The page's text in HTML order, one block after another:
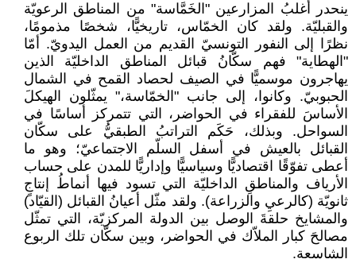
ينحدر أغلبُ المزارعين "الخَمَّاسة" من المناطق الرعويّة
والقبليّة. ولقد كان الخمّاس، تاريخيًّا، شخصًا مذمومًا،
نظرًا إلى النفور التونسيّ القديم من العمل اليدويّ. أمّا
"الهطاية" فهم سكّانُ قبائل المناطق الداخليّة الذين
يهاجرون موسميًّا في الصيف لحصاد القمح في الشمال
الحبوبيّ. وكانوا، إلى جانب "الخمّاسة،" يمثّلون الهيكلَ
الأساسَ للفقراء في الحواضر، التي تتمركز أساسًا في
السواحل. وبذلك، حَكَم التراتبُ الطبقيُّ على سكّان
القبائل بالعيش في أسفل السلّم الاجتماعيّ؛ وهو ما
أعطى تفوّقًا اقتصاديًّا وسياسيًّا وإداريًّا للمدن على حساب
الأرياف والمناطقِ الداخليّة التي تسود فيها أنماطُ إنتاجٍ
ثانويّة (كالرعيِ والزراعة). ولقد مثّل أعيانُ القبائل (القيّاد)
والمشايخ حلقةَ الوصل بين الدولة المركزيّة، التي تمثّل
مصالحَ كبار الملاّك في الحواضر، وبين سكّان تلك الربوع
الشاسعة.